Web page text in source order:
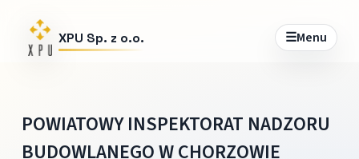
XPU Sp. z o.o. ☰Menu
POWIATOWY INSPEKTORAT NADZORU
BUDOWLANEGO W CHORZOWIE